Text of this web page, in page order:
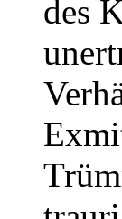
des